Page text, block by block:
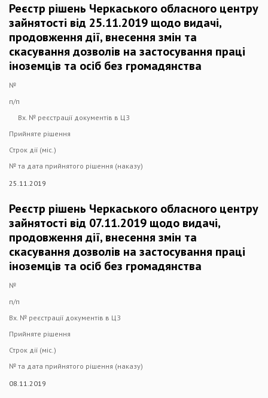
Реєстр рішень Черкаського обласного центру
зайнятості від 25.11.2019 щодо видачі,
продовження дії, внесення змін та
скасування дозволів на застосування праці
іноземців та осіб без громадянства
№
п/п
Вх. № реєстрації документів в ЦЗ
Прийняте рішення
Строк дії (міс.)
№ та дата прийнятого рішення (наказу)
25.11.2019
Реєстр рішень Черкаського обласного центру
зайнятості від 07.11.2019 щодо видачі,
продовження дії, внесення змін та
скасування дозволів на застосування праці
іноземців та осіб без громадянства
№
п/п
Вх. № реєстрації документів в ЦЗ
Прийняте рішення
Строк дії (міс.)
№ та дата прийнятого рішення (наказу)
08.11.2019